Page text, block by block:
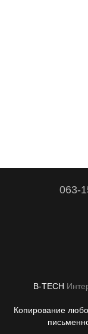
063-
B-TECH
Копирование